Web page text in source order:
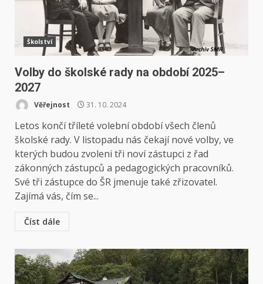
Školství
Volby do školské rady na období 2025–
2027
Věřejnost 31. 10. 2024
Letos končí tříleté volební období všech členů
školské rady. V listopadu nás čekají nové volby, ve
kterých budou zvoleni tři noví zástupci z řad
zákonných zástupců a pedagogických pracovníků.
Své tři zástupce do ŠR jmenuje také zřizovatel.
Zajímá vás, čím se...
Číst dále